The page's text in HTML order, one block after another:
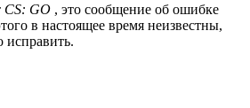
CS: GO , это сообщение об ошибке
в настоящее время неизвестны,
исправить.